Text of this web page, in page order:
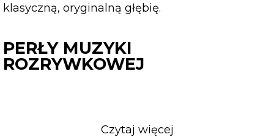
klasyczną, oryginalną głębię.
PERŁY MUZYKI
ROZRYWKOWEJ
Czytaj więcej